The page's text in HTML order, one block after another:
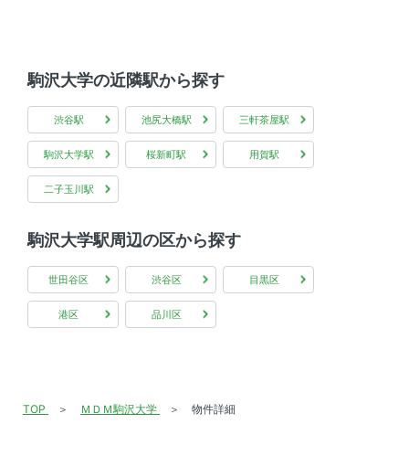
インターネット無料
駒沢大学の近隣駅から探す
渋谷駅 池尻大橋駅 三軒茶屋駅
駒沢大学駅 桜新町駅 用賀駅
二子玉川駅
駒沢大学駅周辺の区から探す
世田谷区 渋谷区 目黒区
港区 品川区
TOP ＭＤＭ駒沢大学 物件詳細